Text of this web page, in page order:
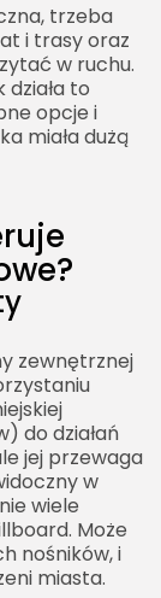
trzeba
i trasy oraz
w ruchu.
to
opcje i
miała dużą
zewnętrznej
do działań
jej przewaga
w
wiele
Może
nośników, i
miasta.
na
należy